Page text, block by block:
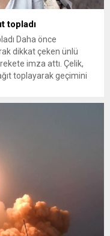
topladı
Daha önce
dikkat çeken ünlü
imza attı. Çelik,
toplayarak geçimini